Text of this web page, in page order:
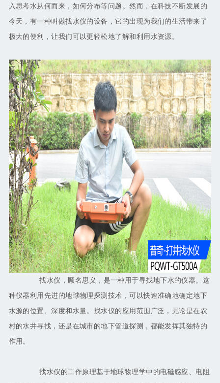
入思考水从何而来，如何分布等问题。然而，在科技不断发展的
今天，有一种叫做找水仪的设备，它的出现为我们的生活带来了
极大的便利，让我们可以更轻松地了解和利用水资源。
找水仪，顾名思义，是一种用于寻找地下水的仪器。这
种仪器利用先进的地球物理探测技术，可以快速准确地确定地下
水源的位置、深度和水量。找水仪的应用范围广泛，无论是在农
村的水井寻找，还是在城市的地下管道探测，都能发挥其独特的
作用。
找水仪的工作原理基于地球物理学中的电磁感应、电阻